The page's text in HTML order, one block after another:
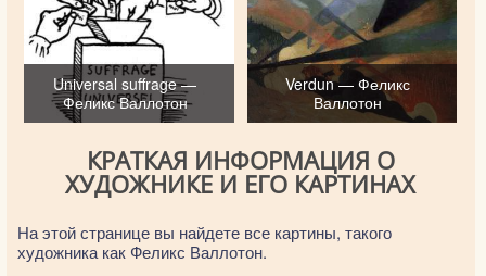
Universal suffrage —
Феликс Валлотон
Verdun — Феликс
Валлотон
КРАТКАЯ ИНФОРМАЦИЯ О
ХУДОЖНИКЕ И ЕГО КАРТИНАХ
На этой странице вы найдете все картины, такого
художника как Феликс Валлотон.